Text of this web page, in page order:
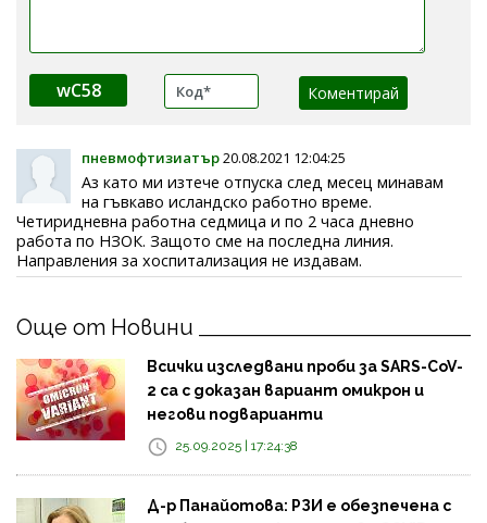
wC58
пневмофтизиатър20.08.2021 12:04:25
Аз като ми изтече отпуска след месец минавам
на гъвкаво исландско работно време.
Четиридневна работна седмица и по 2 часа дневно
работа по НЗОК. Защото сме на последна линия.
Направления за хоспитализация не издавам.
Още от Новини
Всички изследвани проби за SARS-CoV-
2 са с доказан вариант омикрон и
негови подварианти
25.09.2025 | 17:24:38
Д-р Панайотова: РЗИ е обезпечена с